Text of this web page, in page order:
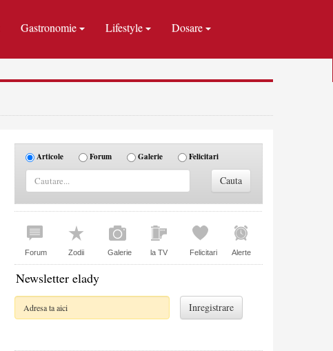
Gastronomie Lifestyle Dosare
Articole Forum Galerie Felicitari
Forum Zodii Galerie la TV Felicitari Alerte
Newsletter elady